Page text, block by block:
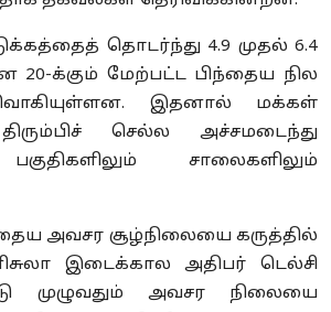
தொடர்ந்து 4.9 முதல் 6.4
20-க்கும் மேற்பட்ட பிந்தைய நில
இதனால் மக்கள்
செல்ல அச்சமடைந்து
சாலைகளிலும்
அவசர சூழ்நிலையை கருத்தில்
இடைக்கால அதிபர் டெல்சி
முழுவதும் அவசர நிலையை